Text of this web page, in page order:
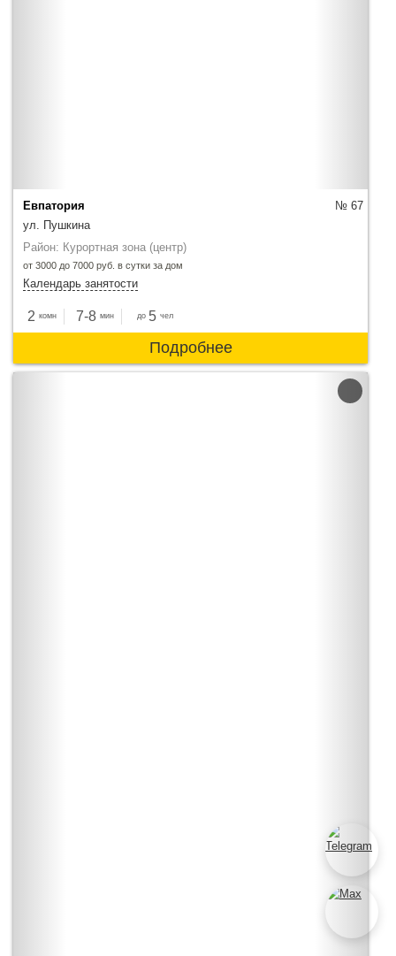
№ 67
Евпатория
ул. Пушкина
Район: Курортная зона (центр)
от 3000 до 7000 руб. в сутки за дом
Календарь занятости
2 комн 7-8 мин до 5 чел
Подробнее